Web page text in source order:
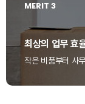
MERIT 3
최상의 업무 효
작은 비품부터 사